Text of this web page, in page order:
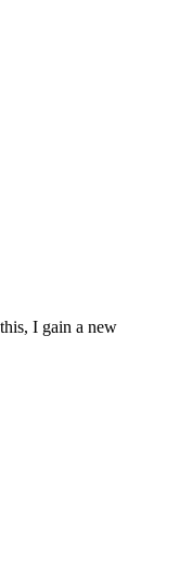
I gain a new